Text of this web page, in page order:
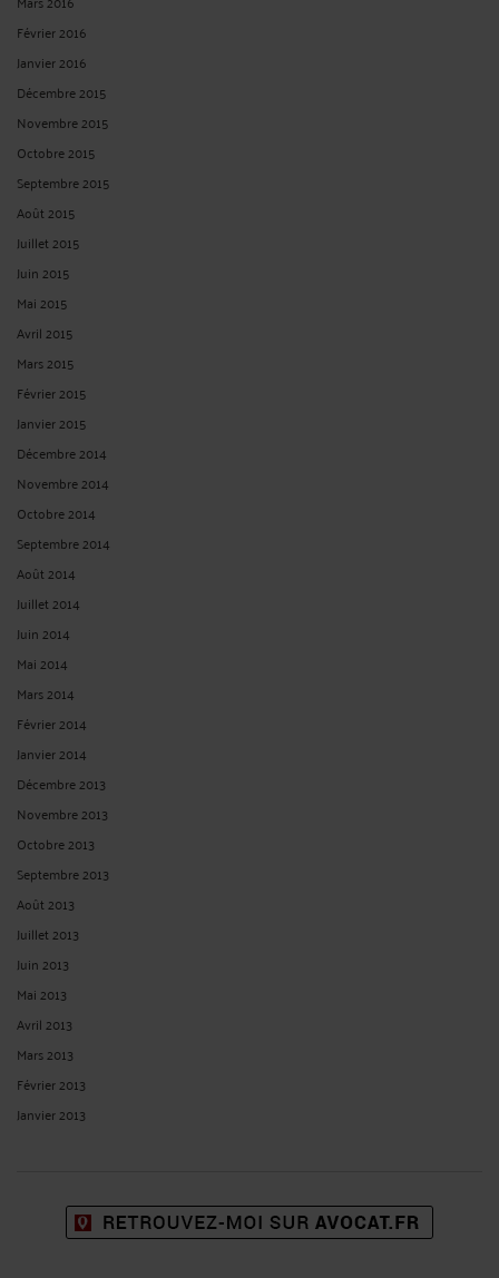
Février 2016
Janvier 2016
Décembre 2015
Novembre 2015
Octobre 2015
Septembre 2015
Août 2015
Juillet 2015
Juin 2015
Mai 2015
Avril 2015
Mars 2015
Février 2015
Janvier 2015
Décembre 2014
Novembre 2014
Octobre 2014
Septembre 2014
Août 2014
Juillet 2014
Juin 2014
Mai 2014
Mars 2014
Février 2014
Janvier 2014
Décembre 2013
Novembre 2013
Octobre 2013
Septembre 2013
Août 2013
Juillet 2013
Juin 2013
Mai 2013
Avril 2013
Mars 2013
Février 2013
Janvier 2013